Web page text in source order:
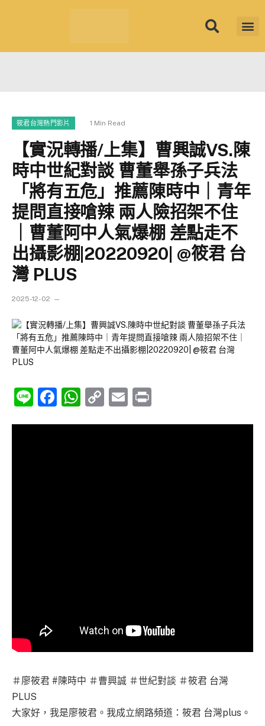
筱君台灣熱門影片 1 Min Read
【實況轉播/上集】曹興誠VS.陳
時中世紀對談 曹董舉孫子兵法
「將有五危」推薦陳時中｜青年
提問直接嗆辣 兩人險招架不住
｜曹董阿中人氣爆棚 差點走不
出攝影棚|20220920| @筱君 台
灣 PLUS
2025-12-02
LineFacebook
WhatsApp
CopyEmail
＃廖筱君 #陳時中 ＃曹興誠 ＃世紀對談 ＃筱君 台灣
PLUS
大家好，我是廖筱君。我成立網路頻道：筱君 台灣plus。